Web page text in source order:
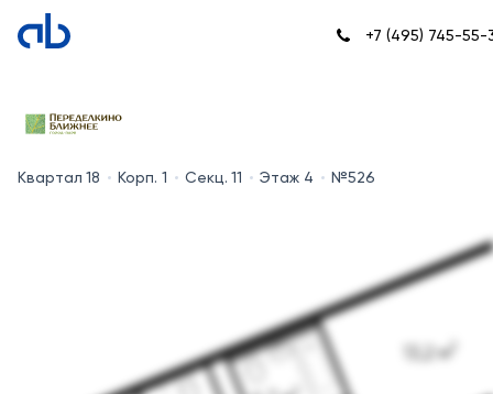
+7 (495) 745-55-
Квартал 18 Корп. 1 Секц. 11 Этаж 4 №526